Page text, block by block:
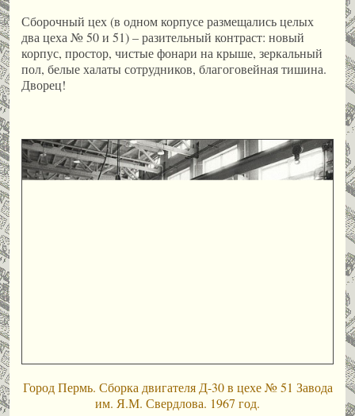
Сборочный цех (в одном корпусе размещались целых
два цеха № 50 и 51) – разительный контраст: новый
корпус, простор, чистые фонари на крыше, зеркальный
пол, белые халаты сотрудников, благоговейная тишина.
Дворец!
Город Пермь. Сборка двигателя Д-30 в цехе № 51 Завода
им. Я.М. Свердлова. 1967 год.